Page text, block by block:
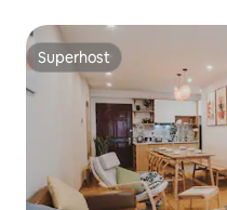
Superhost
Superhost